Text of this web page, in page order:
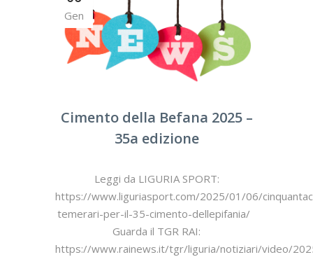
Gen
Cimento della Befana 2025 –
35a edizione
Leggi da LIGURIA SPORT:
https://www.liguriasport.com/2025/01/06/
temerari-per-il-35-cimento-dellepifania/
Guarda il TGR RAI:
https://www.rainews.it/tgr/liguria/notiziari/video/